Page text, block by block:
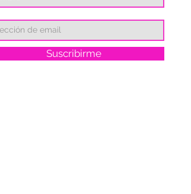
Suscribirme